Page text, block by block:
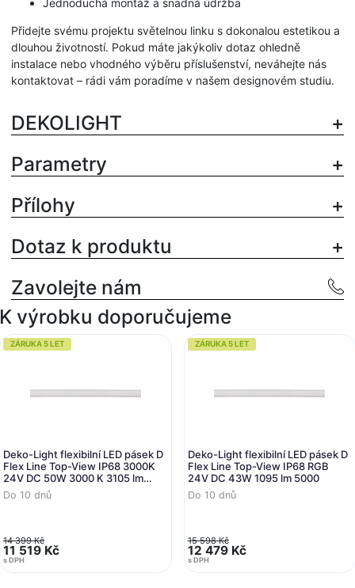
Přidejte svému projektu světelnou linku s dokonalou estetikou a
dlouhou životností. Pokud máte jakýkoliv dotaz ohledně
instalace nebo vhodného výběru příslušenství, neváhejte nás
kontaktovat – rádi vám poradíme v našem designovém studiu.
DEKOLIGHT
Parametry
Přílohy
Dotaz k produktu
Zavolejte nám
K výrobku doporučujeme
ZÁRUKA 5 LET
Deko-Light flexibilní LED pásek D
Flex Line Top-View IP68 3000K
24V DC 50W 3000 K 3105 lm
5000
Do 10 dnů
14 399 Kč
11 519 Kč
s DPH
ZÁRUKA 5 LET
Deko-Light flexibilní LED pásek D
Flex Line Top-View IP68 RGB
24V DC 43W 1095 lm 5000
Do 10 dnů
15 598 Kč
12 479 Kč
s DPH